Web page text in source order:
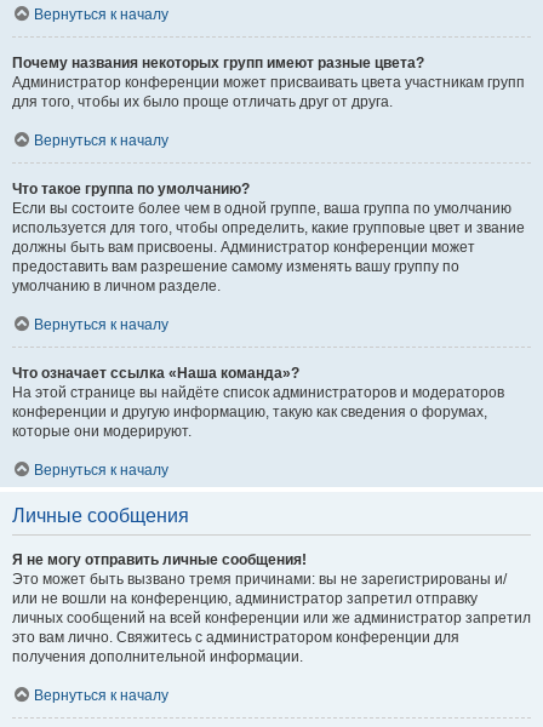
Вернуться к началу
Почему названия некоторых групп имеют разные цвета?
Администратор конференции может присваивать цвета участникам групп
для того, чтобы их было проще отличать друг от друга.
Вернуться к началу
Что такое группа по умолчанию?
Если вы состоите более чем в одной группе, ваша группа по умолчанию
используется для того, чтобы определить, какие групповые цвет и звание
должны быть вам присвоены. Администратор конференции может
предоставить вам разрешение самому изменять вашу группу по
умолчанию в личном разделе.
Вернуться к началу
Что означает ссылка «Наша команда»?
На этой странице вы найдёте список администраторов и модераторов
конференции и другую информацию, такую как сведения о форумах,
которые они модерируют.
Вернуться к началу
Личные сообщения
Я не могу отправить личные сообщения!
Это может быть вызвано тремя причинами: вы не зарегистрированы и/
или не вошли на конференцию, администратор запретил отправку
личных сообщений на всей конференции или же администратор запретил
это вам лично. Свяжитесь с администратором конференции для
получения дополнительной информации.
Вернуться к началу